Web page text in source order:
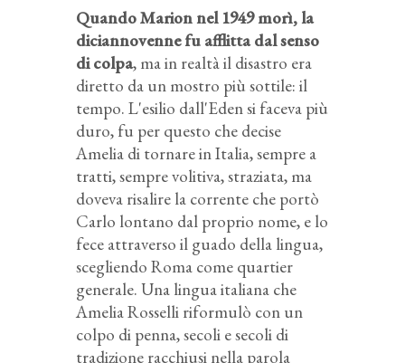
Quando Marion nel 1949 morì, la
diciannovenne fu afflitta dal senso
di colpa, ma in realtà il disastro era
diretto da un mostro più sottile: il
tempo. L'esilio dall'Eden si faceva più
duro, fu per questo che decise
Amelia di tornare in Italia, sempre a
tratti, sempre volitiva, straziata, ma
doveva risalire la corrente che portò
Carlo lontano dal proprio nome, e lo
fece attraverso il guado della lingua,
scegliendo Roma come quartier
generale. Una lingua italiana che
Amelia Rosselli riformulò con un
colpo di penna, secoli e secoli di
tradizione racchiusi nella parola